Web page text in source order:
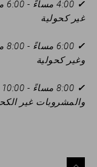
✓
غير كحولية
✓
وغير كحولية
✓
والمشروبات غير